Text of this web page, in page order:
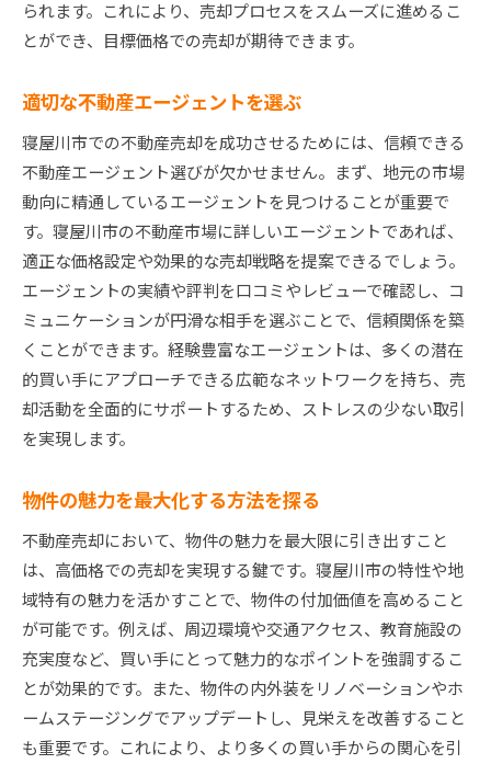
内覧会の成功に向けた準備
買い手に訴求するセールスポイント
エージェントと連携した価格設定戦略
寝屋川市不動産売却で地域の価値を最大化する方法
地域の文化と歴史を活かす
地元の教育環境を強調する
生活利便性を前面に押し出す
将来の成長可能性を示唆
地域の安全性と安心感をアピール
近隣の観光スポットを紹介する
寝屋川市の特性を活かした不動産売却の成功法
地元のライフスタイルを理解する
地域住民の声を反映する
自然環境を活かした魅力作り
寝屋川市の将来的な開発計画を考慮する
地域のネットワークを活用する
寝屋川市不動産売却を成功に導く地域理解の重要性
地域理解が売却に与える影響
文化的背景を考慮したコミュニケーション
地域密着型の売却アプローチ
られます。これにより、売却プロセスをスムーズに進めるこ
とができ、目標価格での売却が期待できます。
適切な不動産エージェントを選ぶ
寝屋川市での不動産売却を成功させるためには、信頼できる
不動産エージェント選びが欠かせません。まず、地元の市場
動向に精通しているエージェントを見つけることが重要で
す。寝屋川市の不動産市場に詳しいエージェントであれば、
適正な価格設定や効果的な売却戦略を提案できるでしょう。
エージェントの実績や評判を口コミやレビューで確認し、コ
ミュニケーションが円滑な相手を選ぶことで、信頼関係を築
くことができます。経験豊富なエージェントは、多くの潜在
的買い手にアプローチできる広範なネットワークを持ち、売
却活動を全面的にサポートするため、ストレスの少ない取引
を実現します。
物件の魅力を最大化する方法を探る
不動産売却において、物件の魅力を最大限に引き出すこと
は、高価格での売却を実現する鍵です。寝屋川市の特性や地
域特有の魅力を活かすことで、物件の付加価値を高めること
が可能です。例えば、周辺環境や交通アクセス、教育施設の
充実度など、買い手にとって魅力的なポイントを強調するこ
とが効果的です。また、物件の内外装をリノベーションやホ
ームステージングでアップデートし、見栄えを改善すること
も重要です。これにより、より多くの買い手からの関心を引